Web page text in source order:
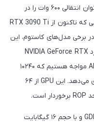
انویدیا یک کانکتور برق ۱۶ پین با حداکثر توان انتقالی ۶۰۰ وات را در
جعبه‌ی RTX 4090 قرار می‌دهد. با چیزهایی که تاکنون از RTX 3090 Ti
برخی مدل‌های کاستوم، این
میزان به بالاتر از ۵۰۰ وات برسد. اما در مورد NVIDIA GeForce RTX
4080 نیز با یک GPU ضعیف‌تر AD103-300 مواجه هستیم که ۱۰۲۴۰
هسته را در قالب ۸۰ واحد SM در خود جای می‌دهد. این GPU از ۶۴
حافظه GeForce RTX 4080 از نوع GDDR6X و با حجم ۱۶ گیگابایت